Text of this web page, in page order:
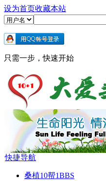
设为首页收藏本站
只需一步，快速开始
快捷导航
桑植10帮1BBS